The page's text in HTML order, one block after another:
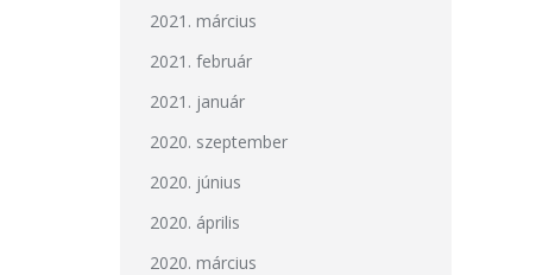
2021. március
2021. február
2021. január
2020. szeptember
2020. június
2020. április
2020. március